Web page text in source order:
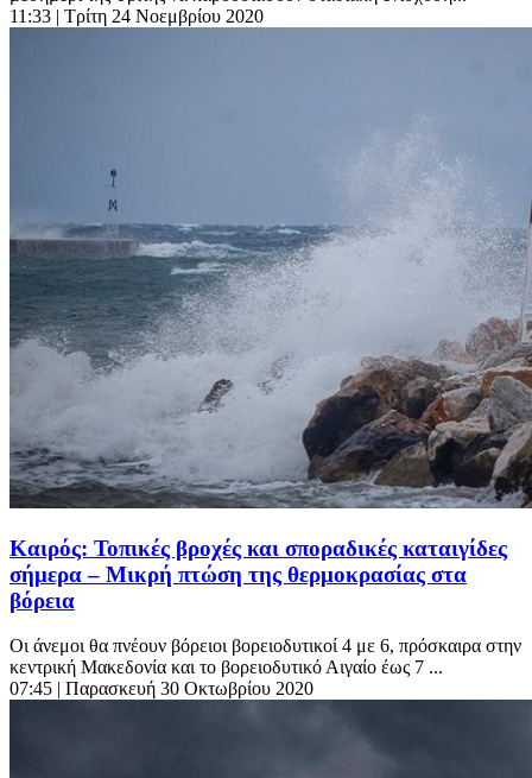
11:33 | Τρίτη 24 Νοεμβρίου 2020
Καιρός: Τοπικές βροχές και σποραδικές καταιγίδες
σήμερα – Μικρή πτώση της θερμοκρασίας στα
βόρεια
Οι άνεμοι θα πνέουν βόρειοι βορειοδυτικοί 4 με 6, πρόσκαιρα στην
κεντρική Μακεδονία και το βορειοδυτικό Αιγαίο έως 7 ...
07:45 | Παρασκευή 30 Οκτωβρίου 2020